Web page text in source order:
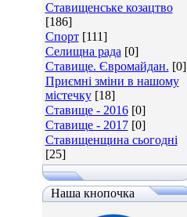
Ставищенське козацтво
[186]
Спорт [111]
Селищна рада [0]
Ставище. Євромайдан. [0]
Приємні зміни в нашому
містечку [18]
Ставище - 2016 [0]
Ставище - 2017 [0]
Ставищенщина сьогодні
[25]
Наша кнопочка